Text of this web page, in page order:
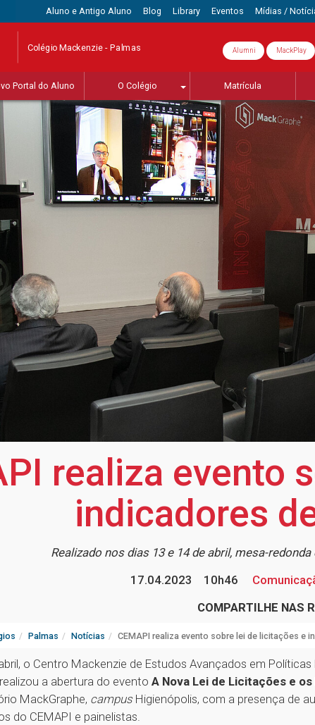
Aluno e Antigo Aluno Blog Library Eventos Mídias /
Colégio Mackenzie - Palmas Alumni MackPlay
Portal do Aluno O Colégio Matrícula
realiza evento
indicadores
Realizado nos dias 13 e 14 de abril, mesa-
17.04.2023
10h46
COMPARTILHE NAS
Palmas Notícias CEMAPI realiza evento sobre lei de licitações e
o Centro Mackenzie de Estudos Avançados em Políticas
a abertura do evento A Nova Lei de Licitações e
MackGraphe, campus Higienópolis, com a presença de
do CEMAPI e painelistas.